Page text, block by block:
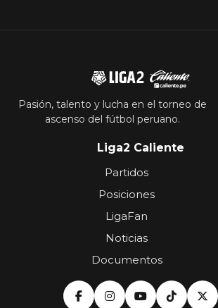
Pasión, talento y lucha en el torneo de
ascenso del fútbol peruano.
Liga2 Caliente
Partidos
Posiciones
LigaFan
Noticias
Documentos